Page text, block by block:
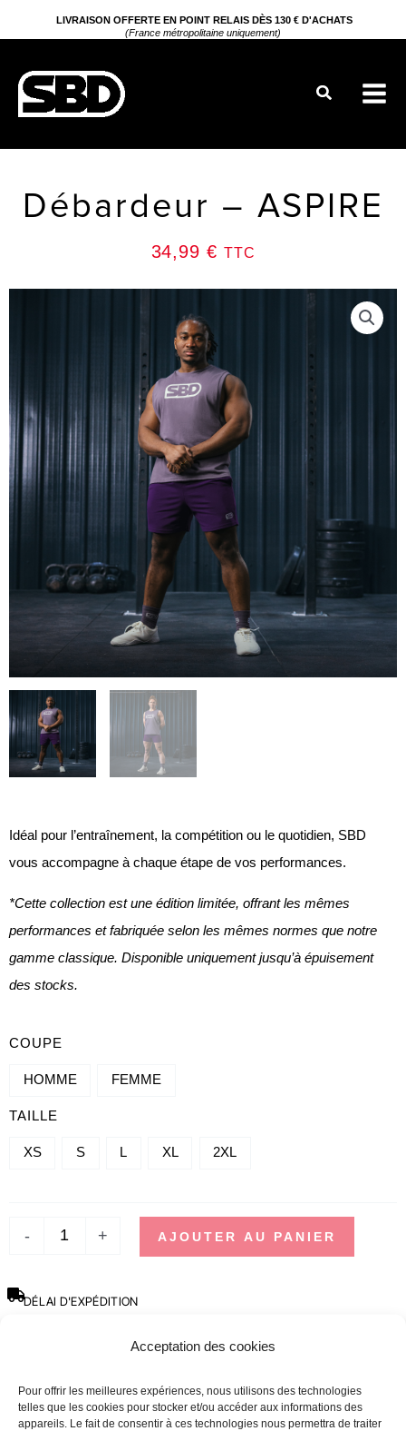
Acceptation des cookies
Pour offrir les meilleures expériences, nous utilisons des technologies
telles que les cookies pour stocker et/ou accéder aux informations des
appareils. Le fait de consentir à ces technologies nous permettra de traiter
au
LIVRAISON OFFERTE EN POINT RELAIS DÈS 130 € D'ACHATS
(France métropolitaine uniquement)
Rechercher
Débardeur – ASPIRE
34,99 € TTC
Idéal pour l’entraînement, la compétition ou le quotidien, SBD
vous accompagne à chaque étape de vos performances.
*Cette collection est une édition limitée, offrant les mêmes
performances et fabriquée selon les mêmes normes que notre
gamme classique. Disponible uniquement jusqu’à épuisement
des stocks.
COUPE
HOMME FEMME
TAILLE
XS S L XL 2XL
-
QUANTITÉ
DE
-
ASPIRE
+ AJOUTER AU PANIER
DÉLAI D'EXPÉDITION
hors week-ends, jours fériés et périodes de forte affluence.
En raison des SBDays, les délais d’expédition peuvent aller jusqu’à 3
semaines.